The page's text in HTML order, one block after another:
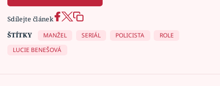
Sdílejte článek
ŠTÍTKY
MANŽEL SERIÁL POLICISTA
ROLE
LUCIE BENEŠOVÁ